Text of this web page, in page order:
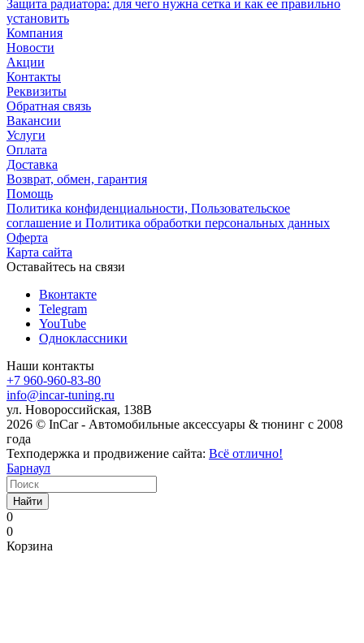
Защита радиатора: для чего нужна сетка и как ее правильно
установить
Компания
Новости
Акции
Контакты
Реквизиты
Обратная связь
Вакансии
Услуги
Оплата
Доставка
Возврат, обмен, гарантия
Помощь
Политика конфиденциальности, Пользовательское
соглашение и Политика обработки персональных данных
Оферта
Карта сайта
Оставайтесь на связи
Вконтакте
Telegram
YouTube
Одноклассники
Наши контакты
+7 960-960-83-80
info@incar-tuning.ru
ул. Новороссийская, 138В
2026 © InCar - Автомобильные аксессуары & тюнинг с 2008
года
Техподержка и продвижение сайта: Всё отлично!
Барнаул
Найти
0
0
Корзина